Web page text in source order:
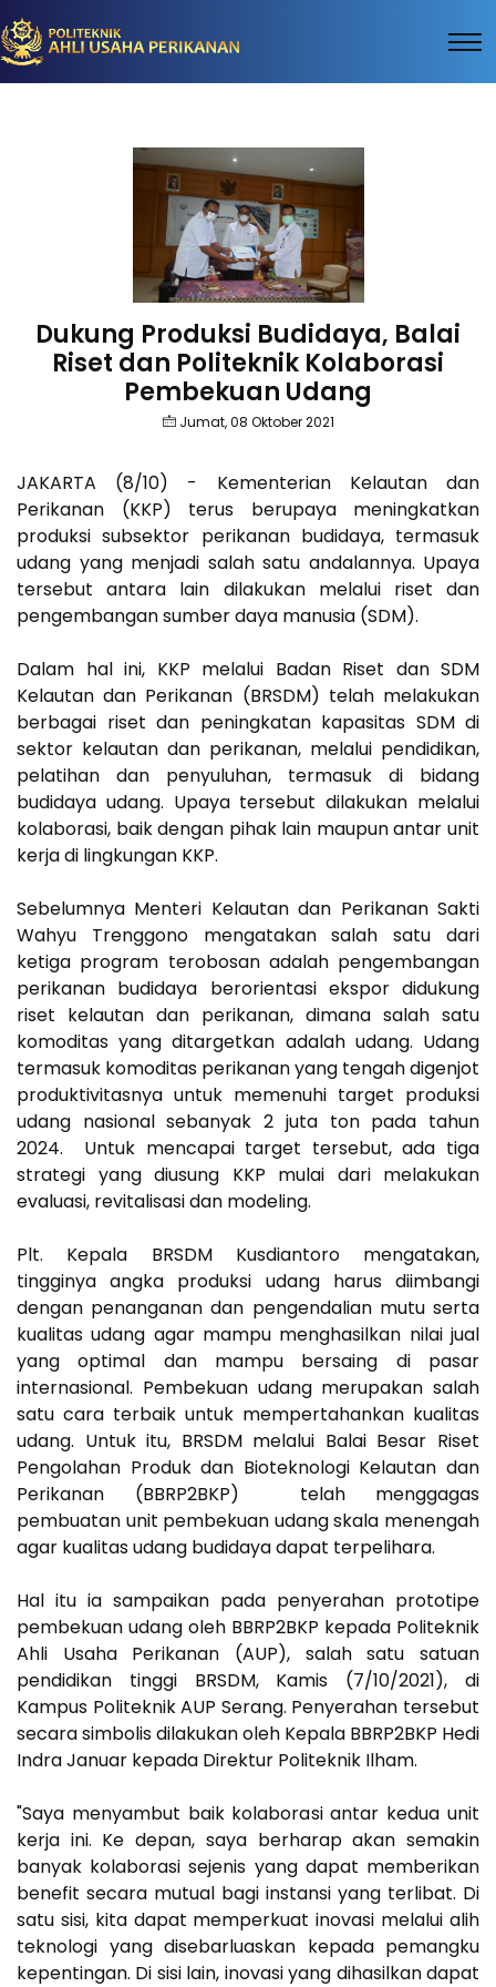
Dukung Produksi Budidaya, Balai
Riset dan Politeknik Kolaborasi
Pembekuan Udang
Jumat, 08 Oktober 2021
JAKARTA (8/10) - Kementerian Kelautan dan
Perikanan (KKP) terus berupaya meningkatkan
produksi subsektor perikanan budidaya, termasuk
udang yang menjadi salah satu andalannya. Upaya
tersebut antara lain dilakukan melalui riset dan
pengembangan sumber daya manusia (SDM).
Dalam hal ini, KKP melalui Badan Riset dan SDM
Kelautan dan Perikanan (BRSDM) telah melakukan
berbagai riset dan peningkatan kapasitas SDM di
sektor kelautan dan perikanan, melalui pendidikan,
pelatihan dan penyuluhan, termasuk di bidang
budidaya udang. Upaya tersebut dilakukan melalui
kolaborasi, baik dengan pihak lain maupun antar unit
kerja di lingkungan KKP.
Sebelumnya Menteri Kelautan dan Perikanan Sakti
Wahyu Trenggono mengatakan salah satu dari
ketiga program terobosan adalah pengembangan
perikanan budidaya berorientasi ekspor didukung
riset kelautan dan perikanan, dimana salah satu
komoditas yang ditargetkan adalah udang. Udang
termasuk komoditas perikanan yang tengah digenjot
produktivitasnya untuk memenuhi target produksi
udang nasional sebanyak 2 juta ton pada tahun
2024. Untuk mencapai target tersebut, ada tiga
strategi yang diusung KKP mulai dari melakukan
evaluasi, revitalisasi dan modeling.
Plt. Kepala BRSDM Kusdiantoro mengatakan,
tingginya angka produksi udang harus diimbangi
dengan penanganan dan pengendalian mutu serta
kualitas udang agar mampu menghasilkan nilai jual
yang optimal dan mampu bersaing di pasar
internasional. Pembekuan udang merupakan salah
satu cara terbaik untuk mempertahankan kualitas
udang. Untuk itu, BRSDM melalui Balai Besar Riset
Pengolahan Produk dan Bioteknologi Kelautan dan
Perikanan (BBRP2BKP) telah menggagas
pembuatan unit pembekuan udang skala menengah
agar kualitas udang budidaya dapat terpelihara.
Hal itu ia sampaikan pada penyerahan prototipe
pembekuan udang oleh BBRP2BKP kepada Politeknik
Ahli Usaha Perikanan (AUP), salah satu satuan
pendidikan tinggi BRSDM, Kamis (7/10/2021), di
Kampus Politeknik AUP Serang. Penyerahan tersebut
secara simbolis dilakukan oleh Kepala BBRP2BKP Hedi
Indra Januar kepada Direktur Politeknik Ilham.
"Saya menyambut baik kolaborasi antar kedua unit
kerja ini. Ke depan, saya berharap akan semakin
banyak kolaborasi sejenis yang dapat memberikan
benefit secara mutual bagi instansi yang terlibat. Di
satu sisi, kita dapat memperkuat inovasi melalui alih
teknologi yang disebarluaskan kepada pemangku
kepentingan. Di sisi lain, inovasi yang dihasilkan dapat